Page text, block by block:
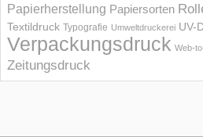
Papierherstellung Papiersorten
Textildruck Typografie Umweltdruckerei UV-
Verpackungsdruck Web-
Zeitungsdruck